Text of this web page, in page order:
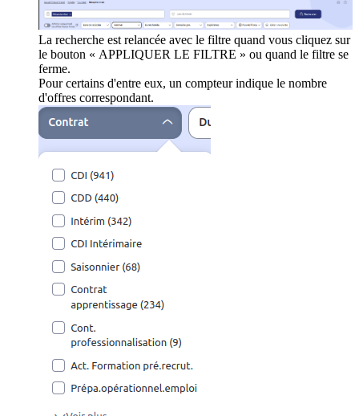
La recherche est relancée avec le filtre quand vous cliquez sur
le bouton « APPLIQUER LE FILTRE » ou quand le filtre se
ferme.
Pour certains d'entre eux, un compteur indique le nombre
d'offres correspondant.